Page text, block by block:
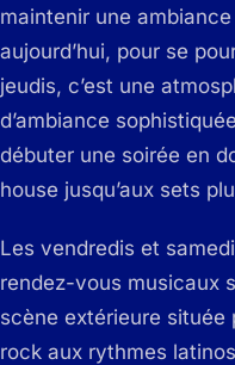
maintenir une
aujourd’hui, pour se
jeudis, c’est une
d’ambiance
débuter une soirée en
house jusqu’aux sets
Les vendredis et
rendez-vous musicaux
scène extérieure située
rock aux rythmes